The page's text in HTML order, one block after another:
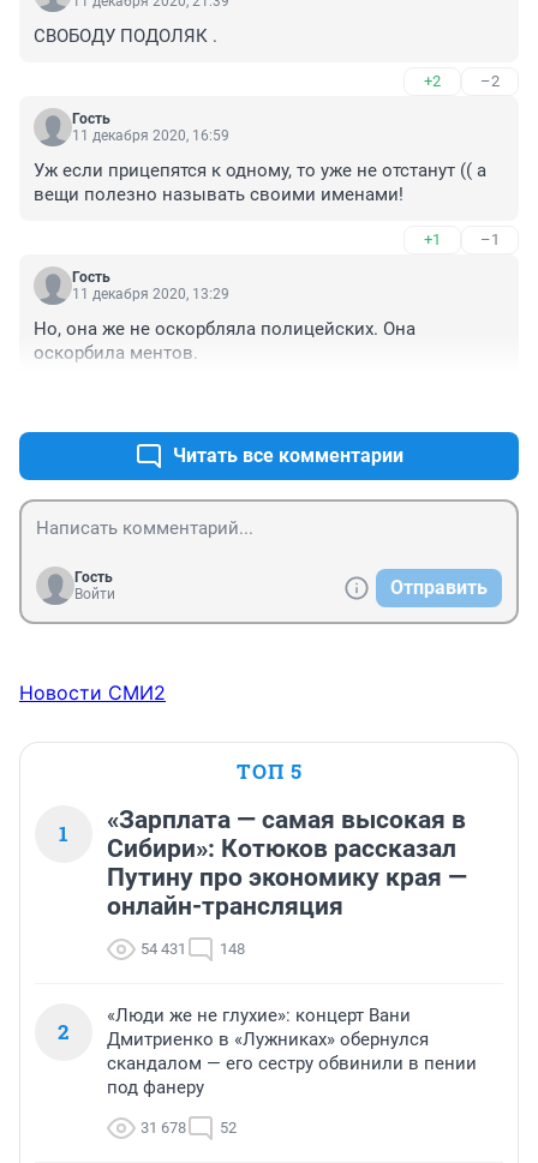
СВОБОДУ ПОДОЛЯК .
+2 –2
Гость
11 декабря 2020, 16:59
Уж если прицепятся к одному, то уже не отстанут (( а
вещи полезно называть своими именами!
+1 –1
Гость
11 декабря 2020, 13:29
Но, она же не оскорбляла полицейских. Она
оскорбила ментов.
Читать все комментарии
Гость
Войти
Отправить
Новости СМИ2
ТОП 5
1
«Зарплата — самая высокая в
Сибири»: Котюков рассказал
Путину про экономику края —
онлайн-трансляция
54 431 148
2
«Люди же не глухие»: концерт Вани
Дмитриенко в «Лужниках» обернулся
скандалом — его сестру обвинили в пении
под фанеру
31 678 52